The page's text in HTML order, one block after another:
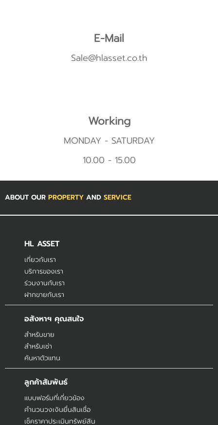
E-Mail
Sale@hlasset.co.th
Working
MONDAY - SATURDAY
10.00 - 15.00
ABOUT OUR PROPERTY AND SERVICE
HL ASSET
เกี่ยวกับเรา
บริการของเรา
ร่วมงานกับเรา
ฝากขายกับเรา
อสังหาฯ คุณสนใจ
สำหรับขาย
สำหรับเช่า
ค้นหาตัวแทน
ลูกค้าสัมพันธ์
แบบฟอร์มที่เกี่ยวข้อง
คำนวนวงเงินยื่นสินเชื่อ
เช็คราคาประเมินทรัพย์สิน